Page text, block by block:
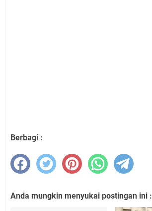
Berbagi :
Anda mungkin menyukai postingan ini :